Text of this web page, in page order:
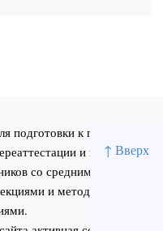
↑ Вверх
подготовки к первичной
и повышения
со средним и высшим
и методическими